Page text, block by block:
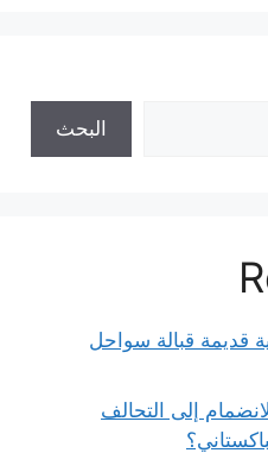
البحث
قديمة قبالة سواحل
إلى التحالف